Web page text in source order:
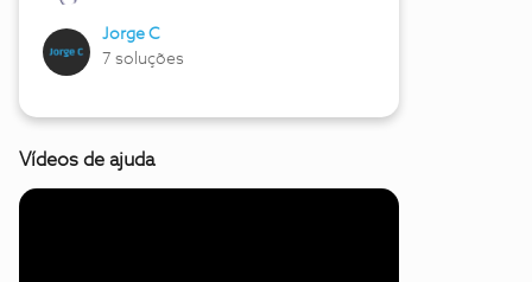
Jorge C
7 soluções
Vídeos de ajuda